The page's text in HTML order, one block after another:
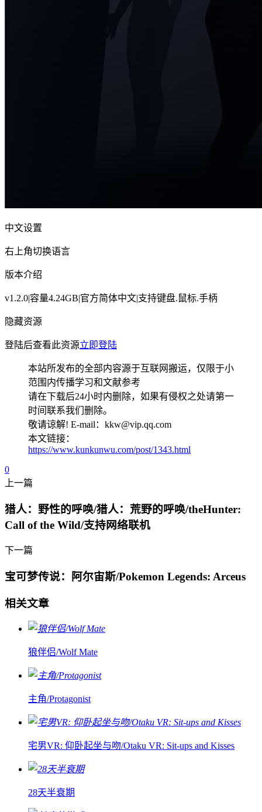
中文设置
右上角切换语言
版本介绍
v1.2.0|容量4.24GB|官方简体中文|支持键盘.鼠标.手柄
隐藏资源
登陆后查看此资源立即登陆
本站所发布的全部内容源于互联网搬运，仅限于小
范围内传播学习和文献参考
请在下载后24小时内删除，如果有侵权之处请第一
时间联系我们删除。
敬请谅解! E-mail：kkw@vip.qq.com
本文链接：
https://www.kunkunwu.com/post/1343.html
0
上一篇
猎人：野性的呼唤/猎人：荒野的呼唤/theHunter:
Call of the Wild/支持网络联机
下一篇
宝可梦传说：阿尔宙斯/Pokemon Legends: Arceus
相关文章
狼伴侣/Wolf Mate
主角/Protagonist
宅男VR: 仰卧起坐与吻/Otaku VR: Sit-ups and Kisses
28天半衰期